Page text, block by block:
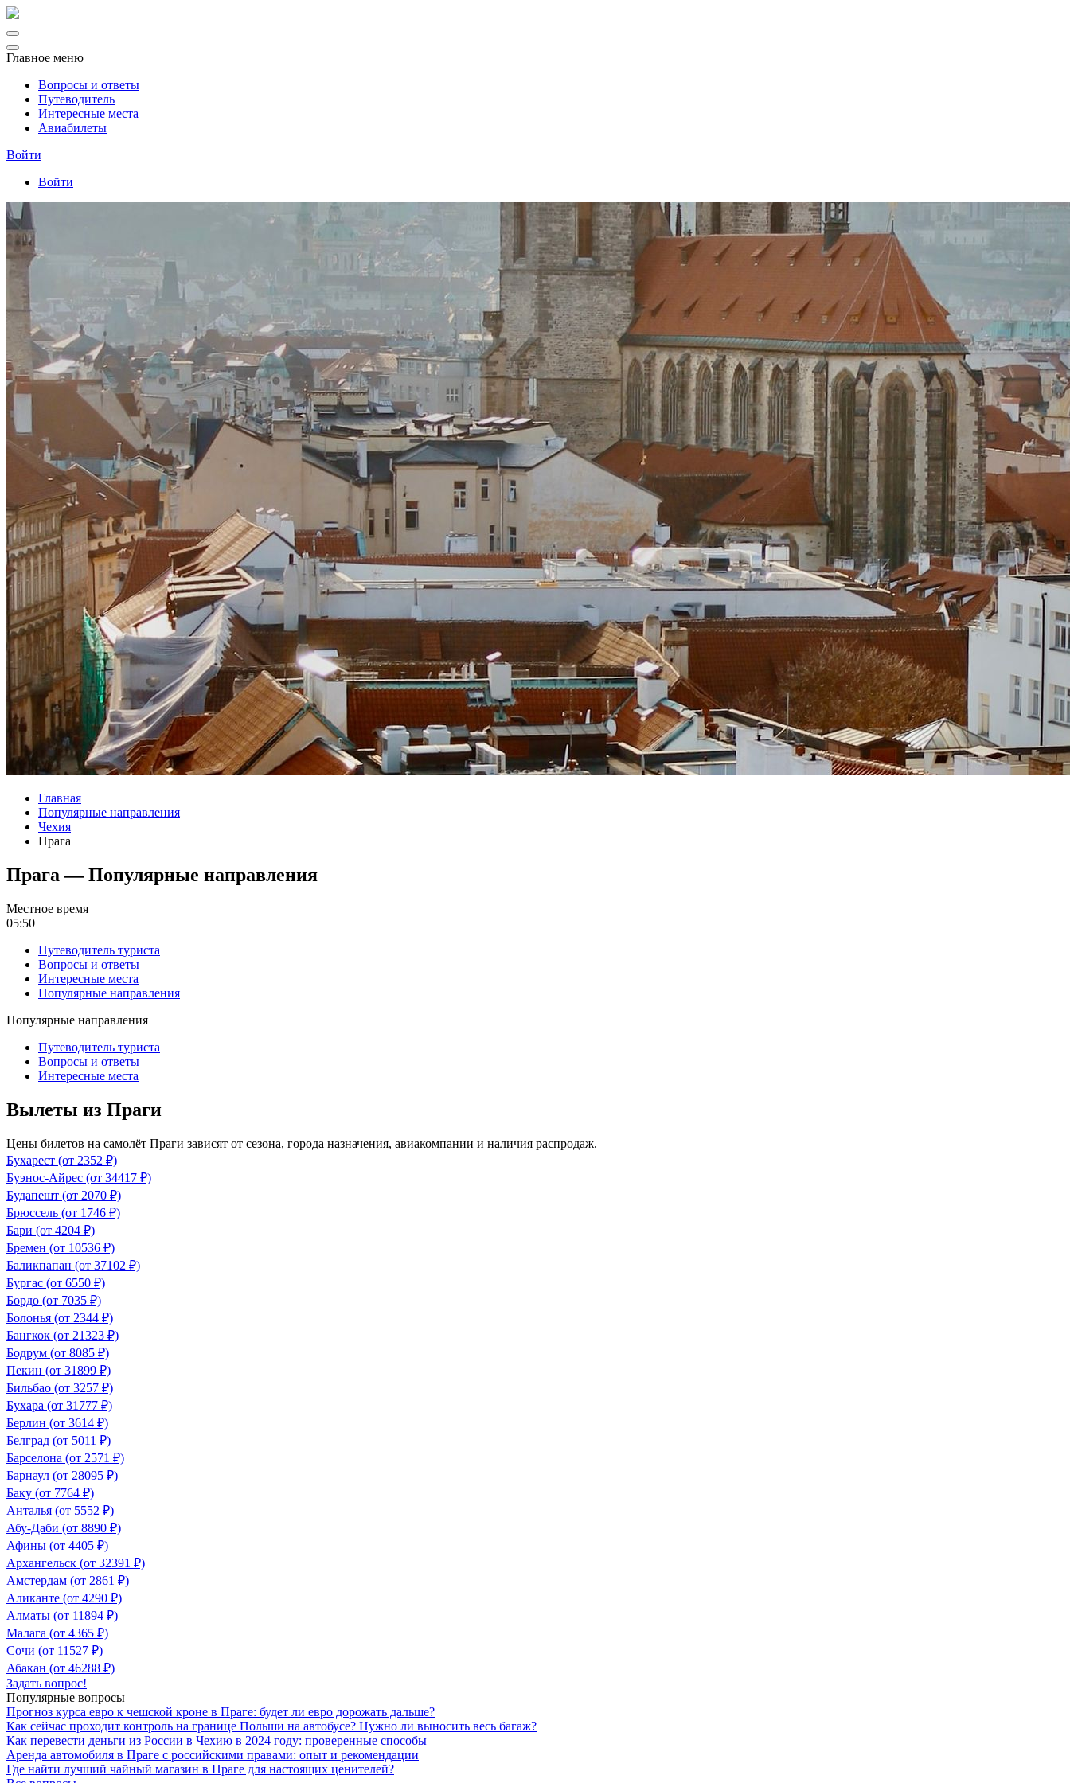
Главное меню
Вопросы и ответы
Путеводитель
Интересные места
Авиабилеты
Войти
Войти
Главная
Популярные направления
Чехия
Прага
Прага — Популярные направления
Местное время
05:50
Путеводитель туриста
Вопросы и ответы
Интересные места
Популярные направления
Популярные направления
Путеводитель туриста
Вопросы и ответы
Интересные места
Вылеты из Праги
Цены билетов на самолёт Праги зависят от сезона, города назначения, авиакомпании и наличия распродаж.
Бухарест (от 2352 ₽)
Буэнос-Айрес (от 34417 ₽)
Будапешт (от 2070 ₽)
Брюссель (от 1746 ₽)
Бари (от 4204 ₽)
Бремен (от 10536 ₽)
Баликпапан (от 37102 ₽)
Бургас (от 6550 ₽)
Бордо (от 7035 ₽)
Болонья (от 2344 ₽)
Бангкок (от 21323 ₽)
Бодрум (от 8085 ₽)
Пекин (от 31899 ₽)
Бильбао (от 3257 ₽)
Бухара (от 31777 ₽)
Берлин (от 3614 ₽)
Белград (от 5011 ₽)
Барселона (от 2571 ₽)
Барнаул (от 28095 ₽)
Баку (от 7764 ₽)
Анталья (от 5552 ₽)
Абу-Даби (от 8890 ₽)
Афины (от 4405 ₽)
Архангельск (от 32391 ₽)
Амстердам (от 2861 ₽)
Аликанте (от 4290 ₽)
Алматы (от 11894 ₽)
Малага (от 4365 ₽)
Сочи (от 11527 ₽)
Абакан (от 46288 ₽)
Задать вопрос!
Популярные вопросы
Прогноз курса евро к чешской кроне в Праге: будет ли евро дорожать дальше?
Как сейчас проходит контроль на границе Польши на автобусе? Нужно ли выносить весь багаж?
Как перевести деньги из России в Чехию в 2024 году: проверенные способы
Аренда автомобиля в Праге с российскими правами: опыт и рекомендации
Где найти лучший чайный магазин в Праге для настоящих ценителей?